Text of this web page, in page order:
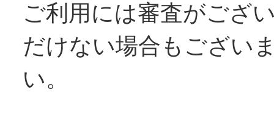
ご利用には審査がござ
だけない場合もござい
い。